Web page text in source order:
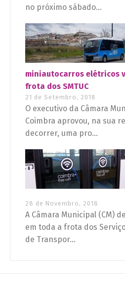
no próximo sábado...
miniautocarros elétricos
frota dos SMTUC
21 de Setembro, 2018
O executivo da Câmara
Coimbra aprovou, na sua
decorrer, uma pro...
28 de Novembro, 2018
A Câmara Municipal (CM)
em toda a frota dos
de Transpor...